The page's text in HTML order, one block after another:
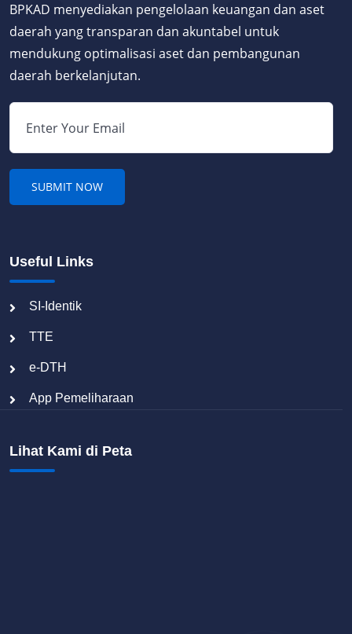
BPKAD menyediakan pengelolaan keuangan dan aset
daerah yang transparan dan akuntabel untuk
mendukung optimalisasi aset dan pembangunan
daerah berkelanjutan.
Useful Links
SI-Identik
TTE
e-DTH
App Pemeliharaan
Lihat Kami di Peta